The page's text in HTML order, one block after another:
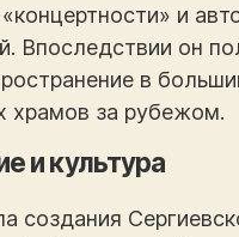
и
Впоследствии он
в
храмов за рубежом.
и культура
создания